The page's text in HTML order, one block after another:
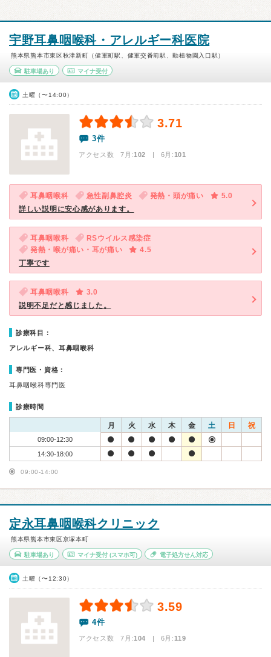
宇野耳鼻咽喉科・アレルギー科医院
熊本県熊本市東区秋津新町（健軍町駅、健軍交番前駅、動植物園入口駅）
駐車場あり マイナ受付
土曜（〜14:00）
3.71
3件
アクセス数 7月:102 | 6月:101
耳鼻咽喉科 急性副鼻腔炎 発熱・頭が痛い
5.0
詳しい説明に安心感があります。
耳鼻咽喉科
RSウイルス感染症
発熱・喉が痛い・耳が痛い
4.5
丁寧です
耳鼻咽喉科
3.0
説明不足だと感じました。
診療科目：
アレルギー科、耳鼻咽喉科
専門医・資格：
耳鼻咽喉科専門医
診療時間
月 火 水 木 金 土 日 祝
09:00-12:30
14:30-18:00
09:00-14:00
定永耳鼻咽喉科クリニック
熊本県熊本市東区京塚本町
駐車場あり マイナ受付(スマホ可) 電子処方せん対応
土曜（〜12:30）
3.59
4件
アクセス数 7月:104 | 6月:119